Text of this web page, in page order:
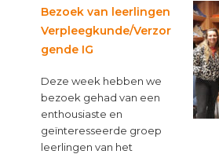
een
lege
je
niet
Bezoek van leerlingen
Verpleegkunde/Verzor
gende IG
Deze week hebben we
bezoek gehad van een
enthousiaste en
geïnteresseerde groep
leerlingen van het